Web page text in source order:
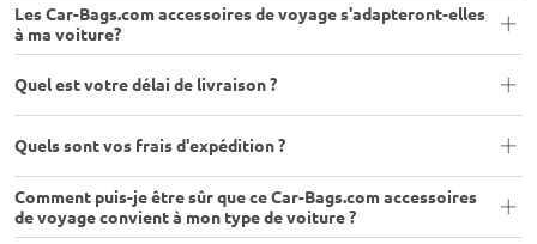
Les Car-Bags.com accessoires de voyage s'adapteront-elles
à ma voiture?
Quel est votre délai de livraison ?
Quels sont vos frais d'expédition ?
Comment puis-je être sûr que ce Car-Bags.com accessoires
de voyage convient à mon type de voiture ?